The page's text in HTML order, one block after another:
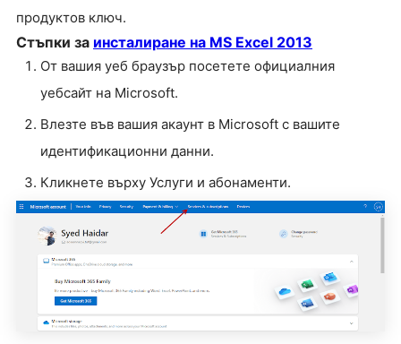
продуктов ключ.
Стъпки за инсталиране на MS Excel 2013
От вашия уеб браузър посетете официалния
уебсайт на Microsoft.
Влезте във вашия акаунт в Microsoft с вашите
идентификационни данни.
Кликнете върху Услуги и абонаменти.